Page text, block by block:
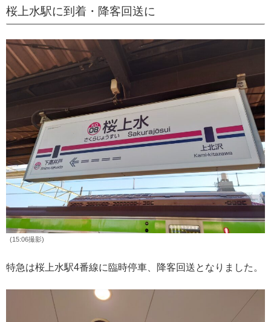
桜上水駅に到着・降客回送に
(15:06撮影)
特急は桜上水駅4番線に臨時停車、降客回送となりました。